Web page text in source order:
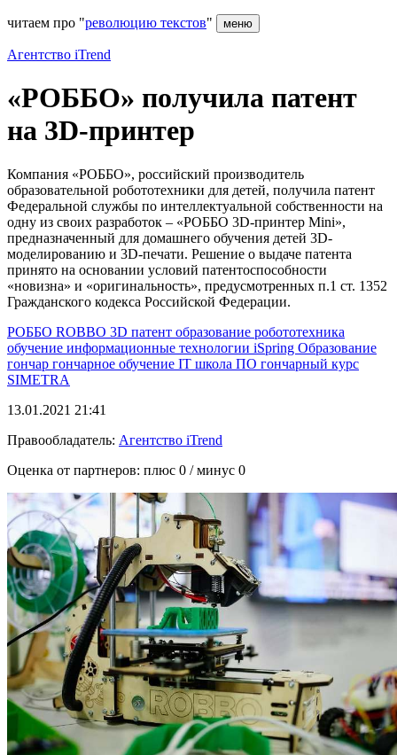
читаем про "революцию текстов" меню
Агентство iTrend
«РОББО» получила патент
на 3D-принтер
Компания «РОББО», российский производитель
образовательной робототехники для детей, получила патент
Федеральной службы по интеллектуальной собственности на
одну из своих разработок – «РОББО 3D-принтер Mini»,
предназначенный для домашнего обучения детей 3D-
моделированию и 3D-печати. Решение о выдаче патента
принято на основании условий патентоспособности
«новизна» и «оригинальность», предусмотренных п.1 ст. 1352
Гражданского кодекса Российской Федерации.
РОББО ROBBO 3D патент образование робототехника
обучение информационные технологии iSpring Образование
гончар гончарное обучение IT школа ПО гончарный курс
SIMETRA
13.01.2021 21:41
Правообладатель: Агентство iTrend
Оценка от партнеров: плюс 0 / минус 0